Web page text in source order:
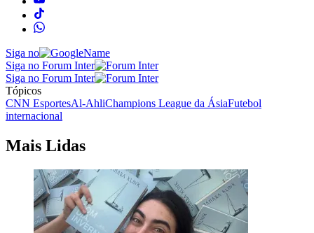
Siga no
Siga no Forum Inter
Siga no Forum Inter
Tópicos
CNN EsportesAl-AhliChampions League da ÁsiaFutebol
internacional
Mais Lidas